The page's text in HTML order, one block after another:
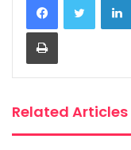
b
o
o
t
s
a
Print
Related Articles